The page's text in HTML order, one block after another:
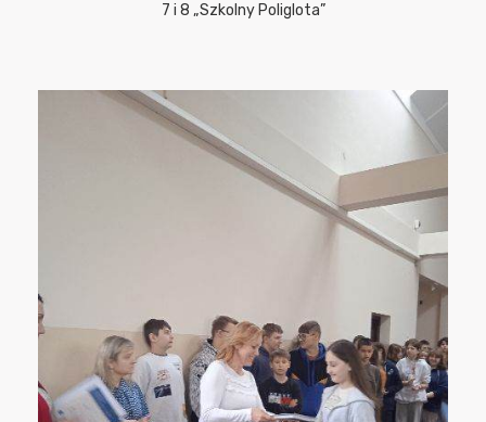
7 i 8 „Szkolny Poliglota”